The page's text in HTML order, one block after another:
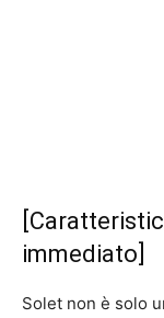
immediato]
Solet non è solo